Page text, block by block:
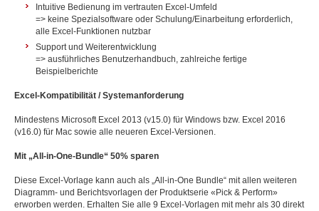
Intuitive Bedienung im vertrauten Excel-Umfeld
=> keine Spezialsoftware oder Schulung/Einarbeitung erforderlich,
alle Excel-Funktionen nutzbar
Support und Weiterentwicklung
=> ausführliches Benutzerhandbuch, zahlreiche fertige
Beispielberichte
Excel-Kompatibilität / Systemanforderung
Mindestens Microsoft Excel 2013 (v15.0) für Windows bzw. Excel 2016
(v16.0) für Mac sowie alle neueren Excel-Versionen.
Mit „All-in-One-Bundle“ 50% sparen
Diese Excel-Vorlage kann auch als „All-in-One Bundle“ mit allen weiteren
Diagramm- und Berichtsvorlagen der Produktserie «Pick & Perform»
erworben werden. Erhalten Sie alle 9 Excel-Vorlagen mit mehr als 30 direkt